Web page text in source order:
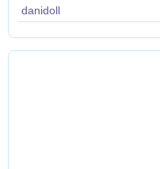
danidoll